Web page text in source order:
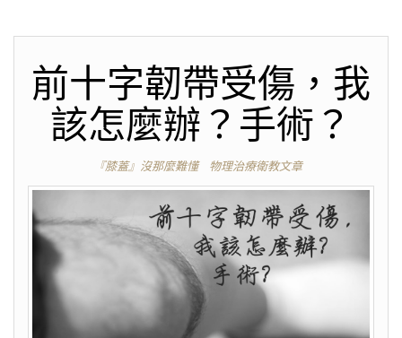
前十字韌帶受傷，我
該怎麼辦？手術？
『膝蓋』沒那麼難懂 物理治療衛教文章